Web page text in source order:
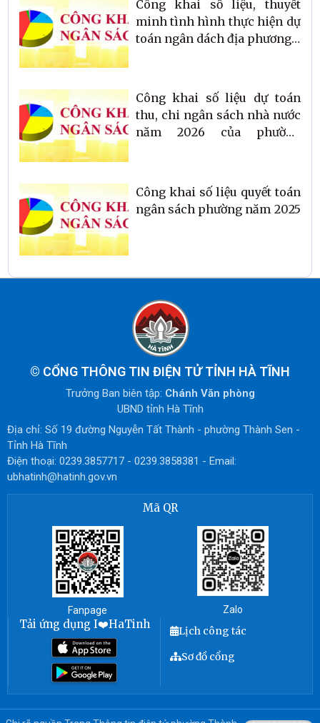
Công khai số liệu, thuyết
minh tình hình thực hiện dự
toán ngân dách địa phương 3
Công khai số liệu dự toán
thu, chi ngân sách nhà nước
năm 2026 của phường
Công khai số liệu quyết toán
ngân sách phường năm 2025
© CỔNG THÔNG TIN ĐIỆN TỬ TỈNH HÀ TĨNH
Trưởng Ban biên tập: Chánh Văn phòng
UBND tỉnh Hà Tĩnh
Địa chỉ: Số 19 đường Nguyễn Tất Thành - phường Thành Sen -
Tỉnh Hà Tĩnh
Điện thoại: 0239.3857717 - 0239.3858381 - Email:
ubhatinh@hatinh.gov.vn
Mã QR
Fanpage Zalo
Tải ứng dụng I❤️HaTinh
Lịch công tác
Sơ đồ cổng